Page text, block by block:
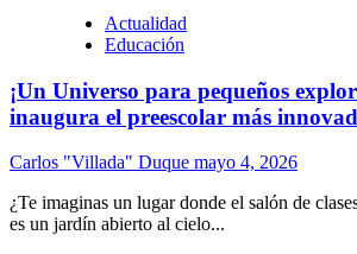
Actualidad
Educación
¡Un Universo para pequeños
inaugura el preescolar más
Carlos "Villada" Duque mayo 4, 2026
¿Te imaginas un lugar donde el salón de
es un jardín abierto al cielo...